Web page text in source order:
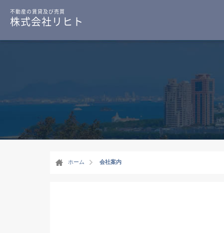
不動産の賃貸及び売買
株式会社リヒト
ホーム 会社案内